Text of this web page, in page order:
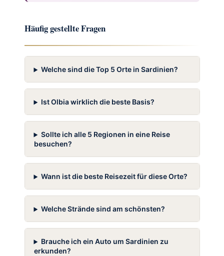
Häufig gestellte Fragen
Welche sind die Top 5 Orte in Sardinien?
Ist Olbia wirklich die beste Basis?
Sollte ich alle 5 Regionen in eine Reise
besuchen?
Wann ist die beste Reisezeit für diese Orte?
Welche Strände sind am schönsten?
Brauche ich ein Auto um Sardinien zu
erkunden?